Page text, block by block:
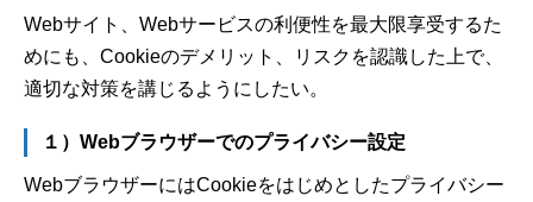
Webサイト、Webサービスの利便性を最大限享受するた
めにも、Cookieのデメリット、リスクを認識した上で、
適切な対策を講じるようにしたい。
１）Webブラウザーでのプライバシー設定
WebブラウザーにはCookieをはじめとしたプライバシー